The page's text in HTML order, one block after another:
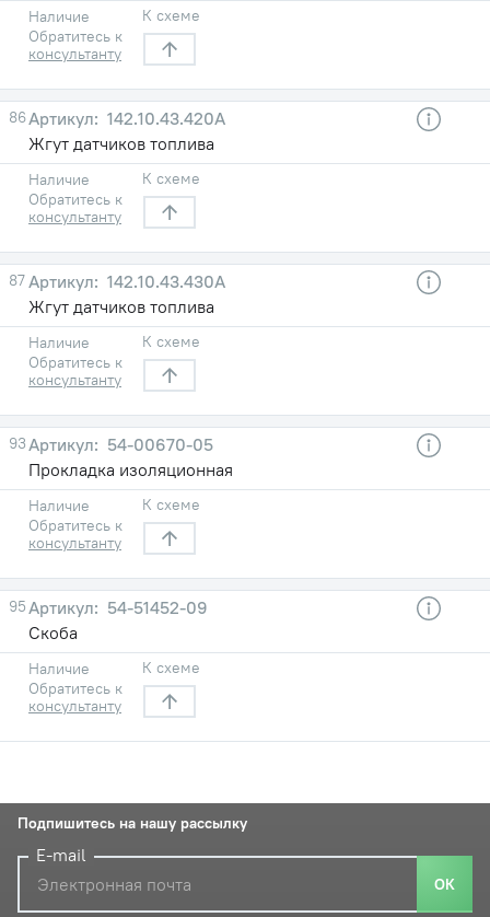
Наличие
Обратитесь к
консультанту
К схеме
86
142.10.43.420А
Жгут датчиков топлива
Наличие
Обратитесь к
консультанту
К схеме
87
142.10.43.430А
Жгут датчиков топлива
Наличие
Обратитесь к
консультанту
К схеме
93
54-00670-05
Прокладка изоляционная
Наличие
Обратитесь к
консультанту
К схеме
95
54-51452-09
Скоба
Наличие
Обратитесь к
консультанту
К схеме
Подпишитесь на нашу рассылку
E-mail
ОК